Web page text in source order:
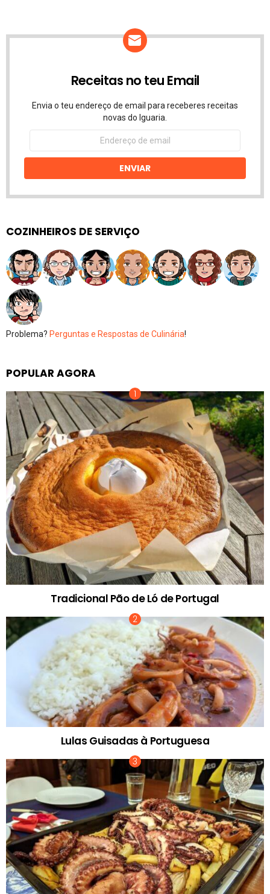
Receitas no teu Email
Envia o teu endereço de email para receberes receitas
novas do Iguaria.
Endereço
email
ENVIAR
COZINHEIROS DE SERVIÇO
Problema? Perguntas e Respostas de Culinária!
POPULAR AGORA
Tradicional Pão de Ló de Portugal
Lulas Guisadas à Portuguesa